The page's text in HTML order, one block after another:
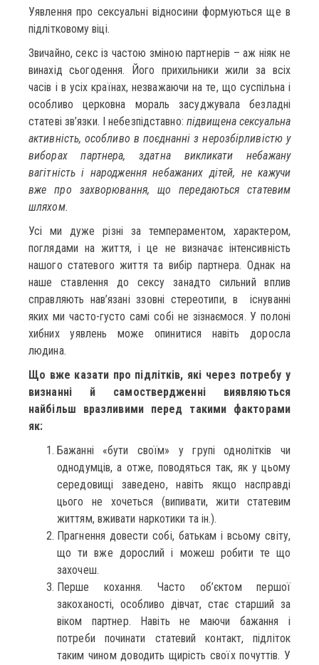
Уявлення про сексуальні відносини формуються ще в
підлітковому віці.
Звичайно, секс із частою зміною партнерів – аж ніяк не
винахід сьогодення. Його прихильники жили за всіх
часів і в усіх країнах, незважаючи на те, що суспільна і
особливо церковна мораль засуджувала безладні
статеві зв’язки. І небезпідставно: підвищена сексуальна
активність, особливо в поєднанні з нерозбірливістю у
виборах партнера, здатна викликати небажану
вагітність і народження небажаних дітей, не кажучи
вже про захворювання, що передаються статевим
шляхом.
Усі ми дуже різні за темпераментом, характером,
поглядами на життя, і це не визначає інтенсивність
нашого статевого життя та вибір партнера. Однак на
наше ставлення до сексу занадто сильний вплив
справляють нав’язані ззовні стереотипи, в існуванні
яких ми часто-густо самі собі не зізнаємося. У полоні
хибних уявлень може опинитися навіть доросла
людина.
Що вже казати про підлітків, які через потребу у
визнанні й самоствердженні виявляються
найбільш вразливими перед такими факторами
як:
Бажанні «бути своїм» у групі однолітків чи
однодумців, а отже, поводяться так, як у цьому
середовищі заведено, навіть якщо насправді
цього не хочеться (випивати, жити статевим
життям, вживати наркотики та ін.).
Прагнення довести собі, батькам і всьому світу,
що ти вже дорослий і можеш робити те що
захочеш.
Перше кохання. Часто об’єктом першої
закоханості, особливо дівчат, стає старший за
віком партнер. Навіть не маючи бажання і
потреби починати статевий контакт, підліток
таким чином доводить щирість своїх почуттів. У